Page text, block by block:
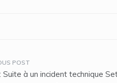
Suite à un incident technique